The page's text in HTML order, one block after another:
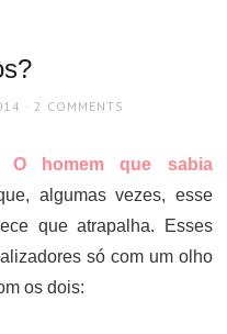
2 COMMENTS
O homem que sabia
algumas vezes, esse
que atrapalha. Esses
só com um olho
os dois: